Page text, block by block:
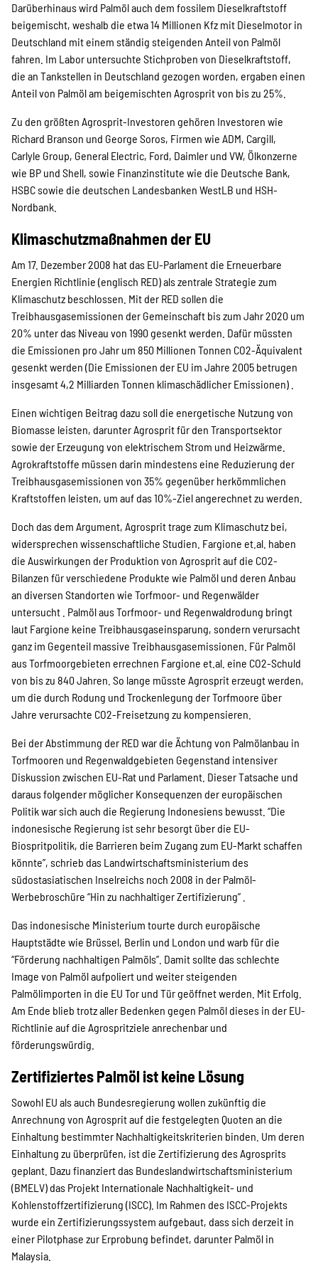
Darüberhinaus wird Palmöl auch dem fossilem Dieselkraftstoff
beigemischt, weshalb die etwa 14 Millionen Kfz mit Dieselmotor in
Deutschland mit einem ständig steigenden Anteil von Palmöl
fahren. Im Labor untersuchte Stichproben von Dieselkraftstoff,
die an Tankstellen in Deutschland gezogen worden, ergaben einen
Anteil von Palmöl am beigemischten Agrosprit von bis zu 25%.
Zu den größten Agrosprit-Investoren gehören Investoren wie
Richard Branson und George Soros, Firmen wie ADM, Cargill,
Carlyle Group, General Electric, Ford, Daimler und VW, Ölkonzerne
wie BP und Shell, sowie Finanzinstitute wie die Deutsche Bank,
HSBC sowie die deutschen Landesbanken WestLB und HSH-
Nordbank.
Klimaschutzmaßnahmen der EU
Am 17. Dezember 2008 hat das EU-Parlament die Erneuerbare
Energien Richtlinie (englisch RED) als zentrale Strategie zum
Klimaschutz beschlossen. Mit der RED sollen die
Treibhausgasemissionen der Gemeinschaft bis zum Jahr 2020 um
20% unter das Niveau von 1990 gesenkt werden. Dafür müssten
die Emissionen pro Jahr um 850 Millionen Tonnen CO2-Äquivalent
gesenkt werden (Die Emissionen der EU im Jahre 2005 betrugen
insgesamt 4,2 Milliarden Tonnen klimaschädlicher Emissionen) .
Einen wichtigen Beitrag dazu soll die energetische Nutzung von
Biomasse leisten, darunter Agrosprit für den Transportsektor
sowie der Erzeugung von elektrischem Strom und Heizwärme.
Agrokraftstoffe müssen darin mindestens eine Reduzierung der
Treibhausgasemissionen von 35% gegenüber herkömmlichen
Kraftstoffen leisten, um auf das 10%-Ziel angerechnet zu werden.
Doch das dem Argument, Agrosprit trage zum Klimaschutz bei,
widersprechen wissenschaftliche Studien. Fargione et.al. haben
die Auswirkungen der Produktion von Agrosprit auf die CO2-
Bilanzen für verschiedene Produkte wie Palmöl und deren Anbau
an diversen Standorten wie Torfmoor- und Regenwälder
untersucht . Palmöl aus Torfmoor- und Regenwaldrodung bringt
laut Fargione keine Treibhausgaseinsparung, sondern verursacht
ganz im Gegenteil massive Treibhausgasemissionen. Für Palmöl
aus Torfmoorgebieten errechnen Fargione et.al. eine CO2-Schuld
von bis zu 840 Jahren. So lange müsste Agrosprit erzeugt werden,
um die durch Rodung und Trockenlegung der Torfmoore über
Jahre verursachte CO2-Freisetzung zu kompensieren.
Bei der Abstimmung der RED war die Ächtung von Palmölanbau in
Torfmooren und Regenwaldgebieten Gegenstand intensiver
Diskussion zwischen EU-Rat und Parlament. Dieser Tatsache und
daraus folgender möglicher Konsequenzen der europäischen
Politik war sich auch die Regierung Indonesiens bewusst. “Die
indonesische Regierung ist sehr besorgt über die EU-
Biospritpolitik, die Barrieren beim Zugang zum EU-Markt schaffen
könnte”, schrieb das Landwirtschaftsministerium des
südostasiatischen Inselreichs noch 2008 in der Palmöl-
Werbebroschüre “Hin zu nachhaltiger Zertifizierung” .
Das indonesische Ministerium tourte durch europäische
Hauptstädte wie Brüssel, Berlin und London und warb für die
“Förderung nachhaltigen Palmöls”. Damit sollte das schlechte
Image von Palmöl aufpoliert und weiter steigenden
Palmölimporten in die EU Tor und Tür geöffnet werden. Mit Erfolg.
Am Ende blieb trotz aller Bedenken gegen Palmöl dieses in der EU-
Richtlinie auf die Agrospritziele anrechenbar und
förderungswürdig.
Zertifiziertes Palmöl ist keine Lösung
Sowohl EU als auch Bundesregierung wollen zukünftig die
Anrechnung von Agrosprit auf die festgelegten Quoten an die
Einhaltung bestimmter Nachhaltigkeitskriterien binden. Um deren
Einhaltung zu überprüfen, ist die Zertifizierung des Agrosprits
geplant. Dazu finanziert das Bundeslandwirtschaftsministerium
(BMELV) das Projekt Internationale Nachhaltigkeit- und
Kohlenstoffzertifizierung (ISCC). Im Rahmen des ISCC-Projekts
wurde ein Zertifizierungssystem aufgebaut, dass sich derzeit in
einer Pilotphase zur Erprobung befindet, darunter Palmöl in
Malaysia.